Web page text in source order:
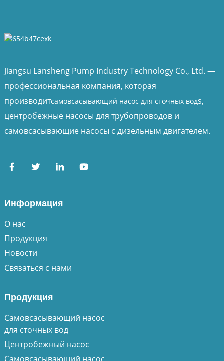
Jiangsu Lansheng Pump Industry Technology Co., Ltd. —
профессиональная компания, которая
производитсамовсасывающий насос для сточных водs,
центробежные насосы для трубопроводов и
самовсасывающие насосы с дизельным двигателем.
Информация
О нас
Продукция
Новости
Связаться с нами
Продукция
Самовсасывающий насос
для сточных вод
Центробежный насос